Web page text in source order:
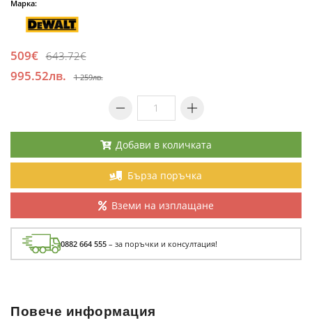
Марка:
509€ 643.72€
995.52лв. 1 259лв.
Добави в количката
Бърза поръчка
Вземи на изплащане
0882 664 555 – за поръчки и консултация!
Повече информация